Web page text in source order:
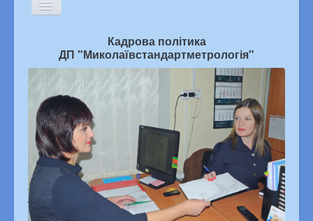
Включить/
выключить
Головна
Історична довідка
Структура підприємства
Партнери про нас
Інформаційна політика
Статті
Новини
Архів новин
Семінари, наради, конференції
Кадрова політика
ДП "Миколаївстандартметрологія"